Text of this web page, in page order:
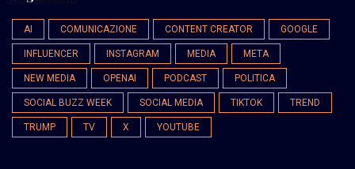
AI COMUNICAZIONE CONTENT CREATOR GOOGLE
INFLUENCER INSTAGRAM MEDIA META
NEW MEDIA OPENAI PODCAST POLITICA
SOCIAL BUZZ WEEK SOCIAL MEDIA TIKTOK TREND
TRUMP TV X YOUTUBE